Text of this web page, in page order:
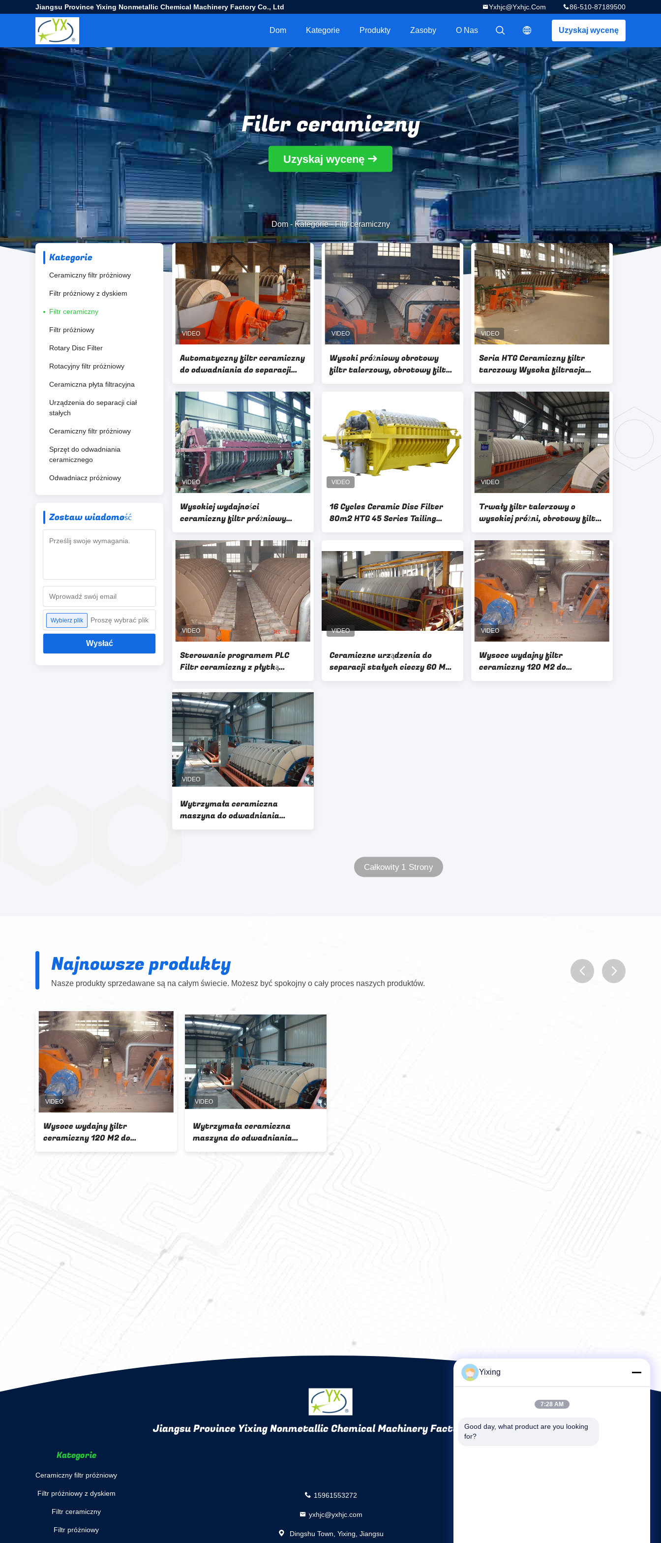
Jiangsu Province Yixing Nonmetallic Chemical Machinery Factory Co., Ltd 86-510-87189500
Yxhjc@yxhjc.com
Uzyskaj wycenę
描述
描述
Dom Kategorie Produkty Zasoby O Nas
Filtr ceramiczny
Uzyskaj wycenę
Dom- Kategorie-Filtr ceramiczny
Kategorie
Ceramiczny filtr próżniowy
Filtr próżniowy z dyskiem
Filtr ceramiczny
Filtr próżniowy
Rotary Disc Filter
Rotacyjny filtr próżniowy
Ceramiczna płyta filtracyjna
Urządzenia do separacji ciał
stałych
Ceramiczny filtr próżniowy
Sprzęt do odwadniania
ceramicznego
Odwadniacz próżniowy
Zostaw wiadomość
Wybierz plik Proszę wybrać plik
Wysłać
Automatyczny filtr ceramiczny
do odwadniania do separacji
cieczy
Wysoki próżniowy obrotowy
filtr talerzowy, obrotowy filtr
dysku Łatwa obsługa
Seria HTG Ceramiczny filtr
tarczowy Wysoka filtracja
Precyzyjne odwadnianie
górnicze
Wysokiej wydajności
ceramiczny filtr próżniowy
30m2, mikroporowaty filtr
ceramiczny
16 Cycles Ceramic Disc Filter
80m2 HTG 45 Series Tailing
Dewatering
Trwały filtr talerzowy o
wysokiej próżni, obrotowy filtr
próżniowy Dobry placek
filtracyjny
Sterowanie programem PLC
Filtr ceramiczny z płytką
ceramiczną Mikro-otwór
Ceramiczne urządzenia do
separacji stałych cieczy 60 M2
do odwadniania koncentratów
Wysoce wydajny filtr
ceramiczny 120 M2 do
oddzielnej gnojowicy
Wytrzymała ceramiczna
maszyna do odwadniania
Wysoka precyzja filtracji
Całkowity 1 Strony
Najnowsze produkty
Nasze produkty sprzedawane są na całym świecie. Możesz być spokojny o cały proces naszych produktów.
Automatyczny filtr ceramiczny
do odwadniania do separacji
Seria HTG Ceramiczny filtr
Jiangsu Province Yixing Nonmetallic Chemical Machinery Factory Co., Ltd
Kategorie
Ceramiczny filtr próżniowy
Filtr próżniowy z dyskiem
Filtr ceramiczny
Filtr próżniowy
15961553272
yxhjc@yxhjc.com
Dingshu Town, Yixing, Jiangsu
Yixing
7:28 AM
Good day, what product are you looking
for?